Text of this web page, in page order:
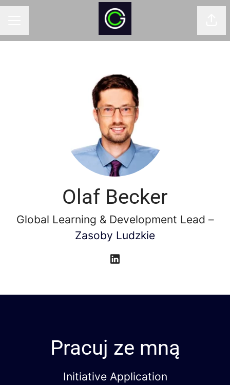
Olaf Becker
Global Learning & Development Lead –
Zasoby Ludzkie
Pracuj ze mną
Initiative Application